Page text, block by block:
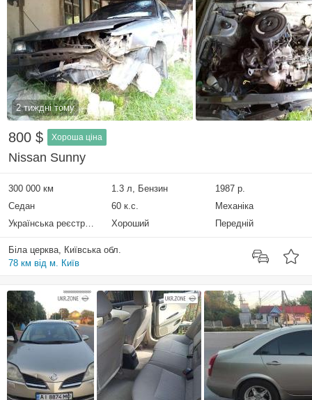
2 тиждні тому
800 $ Хороша ціна
Nissan Sunny
300 000 км 1.3 л, Бензин
1987 р.
Седан
60 к.с.
Механіка
Українська реєстрація
Хороший Передній
Біла церква, Київська обл.
78 км від м. Київ